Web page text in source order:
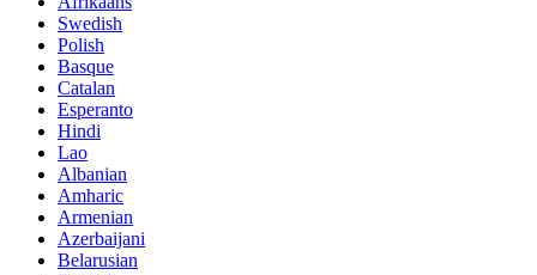
Swedish
Polish
Basque
Catalan
Esperanto
Hindi
Lao
Albanian
Amharic
Armenian
Azerbaijani
Belarusian